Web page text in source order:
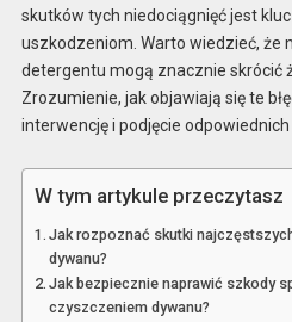
skutków tych niedociągnięć jest
uszkodzeniom. Warto wiedzieć, że
detergentu mogą znacznie skrócić
Zrozumienie, jak objawiają się te
interwencję i podjęcie
W tym artykule przeczytasz
Jak rozpoznać skutki
dywanu?
Jak bezpiecznie naprawić szkody
czyszczeniem dywanu?